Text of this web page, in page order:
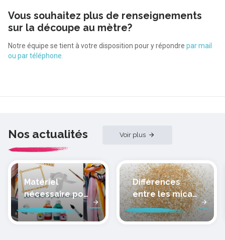
Vous souhaitez plus de renseignements
sur la découpe au mètre?
Notre équipe se tient à votre disposition pour y répondre par mail
ou par téléphone.
Nos actualités Voir plus
Matériel
nécessaire pour
peindre la soie
Différences
entre les micas
des pâtes
polymères